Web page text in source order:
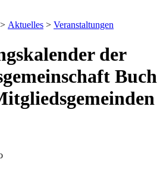
> Aktuelles > Veranstaltungen
der
Buch